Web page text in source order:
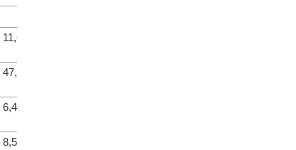
11,6
47,3
6,4
8,5